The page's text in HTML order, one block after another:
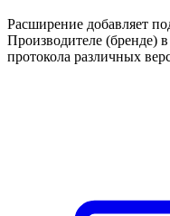
Расширение добавляет
Производителе (бренде)
протокола различных